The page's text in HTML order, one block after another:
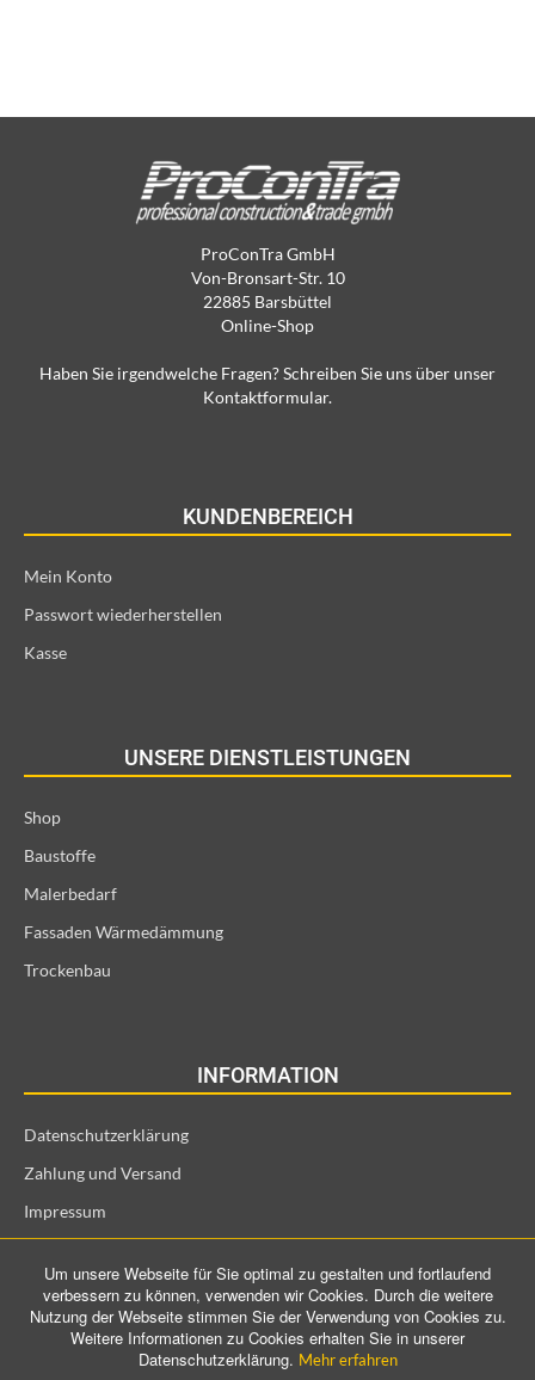
ProConTra GmbH
Von-Bronsart-Str. 10
22885 Barsbüttel
Online-Shop
Haben Sie irgendwelche Fragen? Schreiben Sie uns über unser
Kontaktformular.
KUNDENBEREICH
Mein Konto
Passwort wiederherstellen
Kasse
UNSERE DIENSTLEISTUNGEN
Shop
Baustoffe
Malerbedarf
Fassaden Wärmedämmung
Trockenbau
INFORMATION
Datenschutzerklärung
Zahlung und Versand
Impressum
Widerrufsrecht für Verbraucher
Um unsere Webseite für Sie optimal zu gestalten und fortlaufend
verbessern zu können, verwenden wir Cookies. Durch die weitere
Nutzung der Webseite stimmen Sie der Verwendung von Cookies zu.
Weitere Informationen zu Cookies erhalten Sie in unserer
Datenschutzerklärung. Mehr erfahren